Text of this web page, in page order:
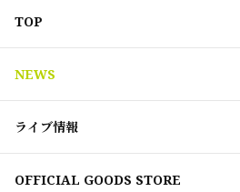
TOP
NEWS
ライブ情報
OFFICIAL GOODS STORE